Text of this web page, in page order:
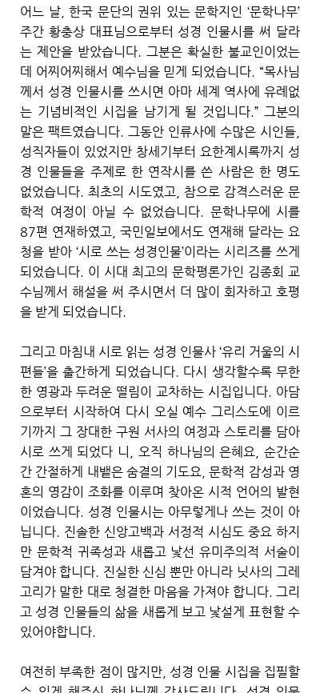
어느 날, 한국 문단의 권위 있는 문학지인 ‘문학나무’
주간 황충상 대표님으로부터 성경 인물시를 써 달라
는 제안을 받았습니다. 그분은 확실한 불교인이었는
데 어찌어찌해서 예수님을 믿게 되었습니다. “목사님
께서 성경 인물시를 쓰시면 아마 세계 역사에 유례없
는 기념비적인 시집을 남기게 될 것입니다.” 그분의
말은 팩트였습니다. 그동안 인류사에 수많은 시인들,
성직자들이 있었지만 창세기부터 요한계시록까지 성
경 인물들을 주제로 한 연작시를 쓴 사람은 한 명도
없었습니다. 최초의 시도였고, 참으로 감격스러운 문
학적 여정이 아닐 수 없었습니다. 문학나무에 시를
87편 연재하였고, 국민일보에서도 연재해 달라는 요
청을 받아 ‘시로 쓰는 성경인물’이라는 시리즈를 쓰게
되었습니다. 이 시대 최고의 문학평론가인 김종회 교
수님께서 해설을 써 주시면서 더 많이 회자하고 호평
을 받게 되었습니다.
그리고 마침내 시로 읽는 성경 인물사 ‘유리 거울의 시
편들’을 출간하게 되었습니다. 다시 생각할수록 무한
한 영광과 두려운 떨림이 교차하는 시집입니다. 아담
으로부터 시작하여 다시 오실 예수 그리스도에 이르
기까지 그 장대한 구원 서사의 여정과 스토리를 담아
시로 쓰게 되었다 니, 오직 하나님의 은혜요, 순간순
간 간절하게 내뱉은 숨결의 기도요, 문학적 감성과 영
혼의 영감이 조화를 이루며 찾아온 시적 언어의 발현
이었습니다. 성경 인물시는 아무렇게나 쓰는 것이 아
닙니다. 진솔한 신앙고백과 서정적 시심도 중요 하지
만 문학적 귀족성과 새롭고 낯선 유미주의적 서술이
담겨야 합니다. 진실한 신심 뿐만 아니라 닛사의 그레
고리가 말한 대로 청결한 마음을 가져야 합니다. 그리
고 성경 인물들의 삶을 새롭게 보고 낯설게 표현할 수
있어야합니다.
여전히 부족한 점이 많지만, 성경 인물 시집을 집필할